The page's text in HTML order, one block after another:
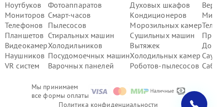
Мы принимаем
все формы оплаты
Ноутбуков
Мониторов
Телефонов
Планшетов
Видеокамер
Наушников
VR систем
Фотоаппаратов
Смарт-часов
Пылесосов
Стиральных машин
Холодильников
Посудомоечных машин
Варочных панелей
Духовых шкафов
Кондиционеров
Морозильных камер
Сушильных машин
Вытяжек
Холодильных камер
Роботов-пылесосов
Samsung в г.Самара
Замена блока питания телевизора
Samsung в г. Пермь
Замена блока питания телевизора
Samsung в г.Красноярск
Замена блока питания телевизора
Samsung в г.Ижевск
Замена блока питания телевизора
Samsung в г.
Замена блока питания телевизора
Samsung в г.Тюмень
Политика конфиденциальности